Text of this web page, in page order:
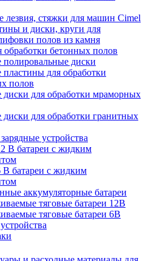
лезвия, стяжки для машин Cimel
и диски, круги для
полов из камня
обработки бетонных полов
диски
для обработки
полов
для обработки мраморных
для обработки гранитных
устройства
В батареи с жидким
В батареи с жидким
аккумуляторные батареи
тяговые батареи 12В
тяговые батареи 6В